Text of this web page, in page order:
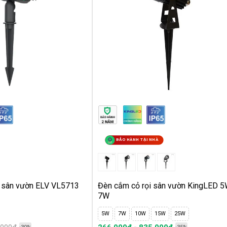
đủ nhất
phẩm phù hợp
đại
đèn
phẩmvườn ELV VL5713
BẢO HÀNH TẠI NHÀ
Đèn cắm cỏ rọi sân vườn KingLED
7W
5W 7W 10W 15W 25W